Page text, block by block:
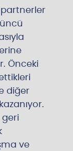
Önceki
diğer
geri
ve